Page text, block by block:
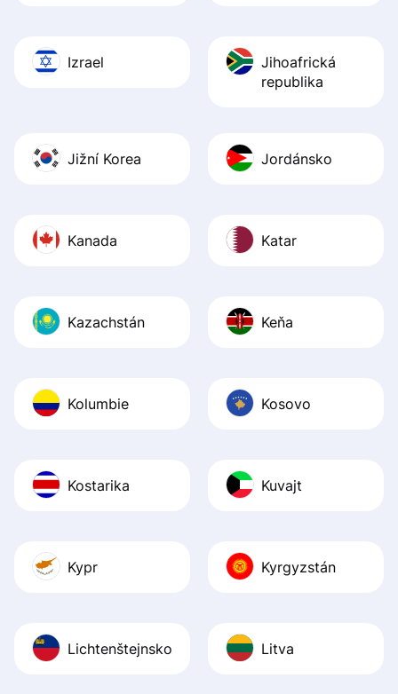
Izrael
Jihoafrická
republika
Jižní Korea Jordánsko
Kanada Katar
Kazachstán Keňa
Kolumbie Kosovo
Kostarika Kuvajt
Kypr Kyrgyzstán
Lichtenštejnsko Litva